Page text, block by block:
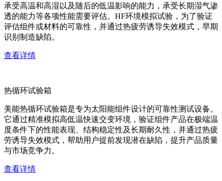
承受高温和高湿以及随后的低温影响的能力，承受长期湿气渗
透的能力等各项性能需要评估。HF环境模拟试验，为了验证
评估组件或材料的可靠性，并通过热疲劳诱导失效模式，早期
识别制造缺陷。
查看详情
热循环试验箱
美能热循环试验箱是专为太阳能组件设计的可靠性测试设备。
它通过精准模拟高低温快速交变环境，验证组件产品在极端温
度条件下的性能表现、结构稳定性及长期耐久性，并通过热疲
劳诱导失效模式，帮助用户提前发现潜在缺陷，提升产品质量
与市场竞争力。
查看详情